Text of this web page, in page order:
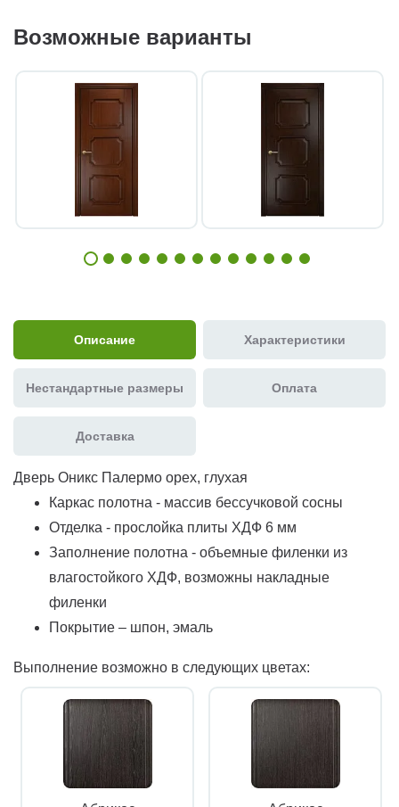
Возможные варианты
Описание Характеристики
Нестандартные размеры Оплата
Доставка
Дверь Оникс Палермо орех, глухая
Каркас полотна - массив бессучковой сосны
Отделка - прослойка плиты ХДФ 6 мм
Заполнение полотна - объемные филенки из
влагостойкого ХДФ, возможны накладные
филенки
Покрытие – шпон, эмаль
Выполнение возможно в следующих цветах: